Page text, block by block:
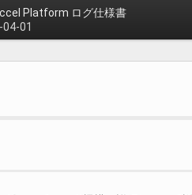
Platform ログ仕様書
01